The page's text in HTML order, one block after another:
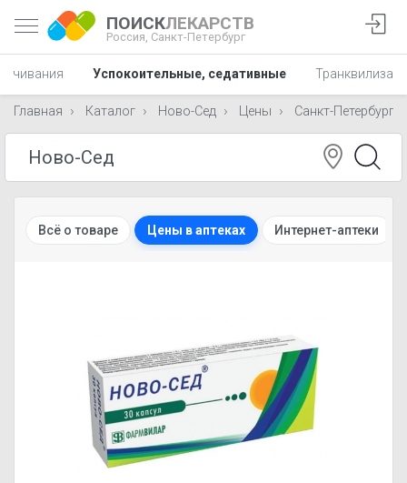
ПОИСКЛЕКАРСТВ
Россия, Санкт-Петербург
Успокоительные, седативные
Главная Каталог Ново-Сед Цены Санкт-Петербург
Всё о товаре Цены в аптеках Интернет-аптеки